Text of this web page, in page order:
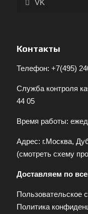
VK
Контакты
Телефон: +7(495)
Служба контроля
44 05
Время работы:
Адрес: г.Москва,
(смотреть схему
Доставляем по
Пользовательское
Политика